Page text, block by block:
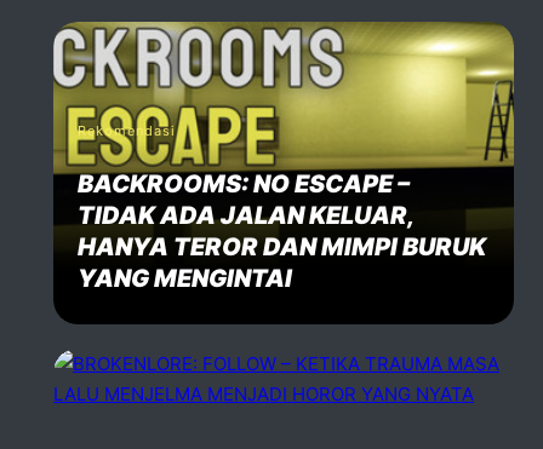
Rekomendasi
BACKROOMS: NO ESCAPE –
TIDAK ADA JALAN KELUAR,
HANYA TEROR DAN MIMPI BURUK
YANG MENGINTAI